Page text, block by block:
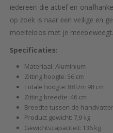
iedereen die actief en
op zoek is naar een veilige en
moeiteloos met je meebeweegt.
Specificaties:
Materiaal: Aluminium
Zitting hoogte: 56 cm
Totale hoogte: 88 t/m 98 cm
Zitting breedte: 46 cm
Breedte tussen de
Product gewicht: 7,9 kg
Gewichtscapaciteit: 136 kg